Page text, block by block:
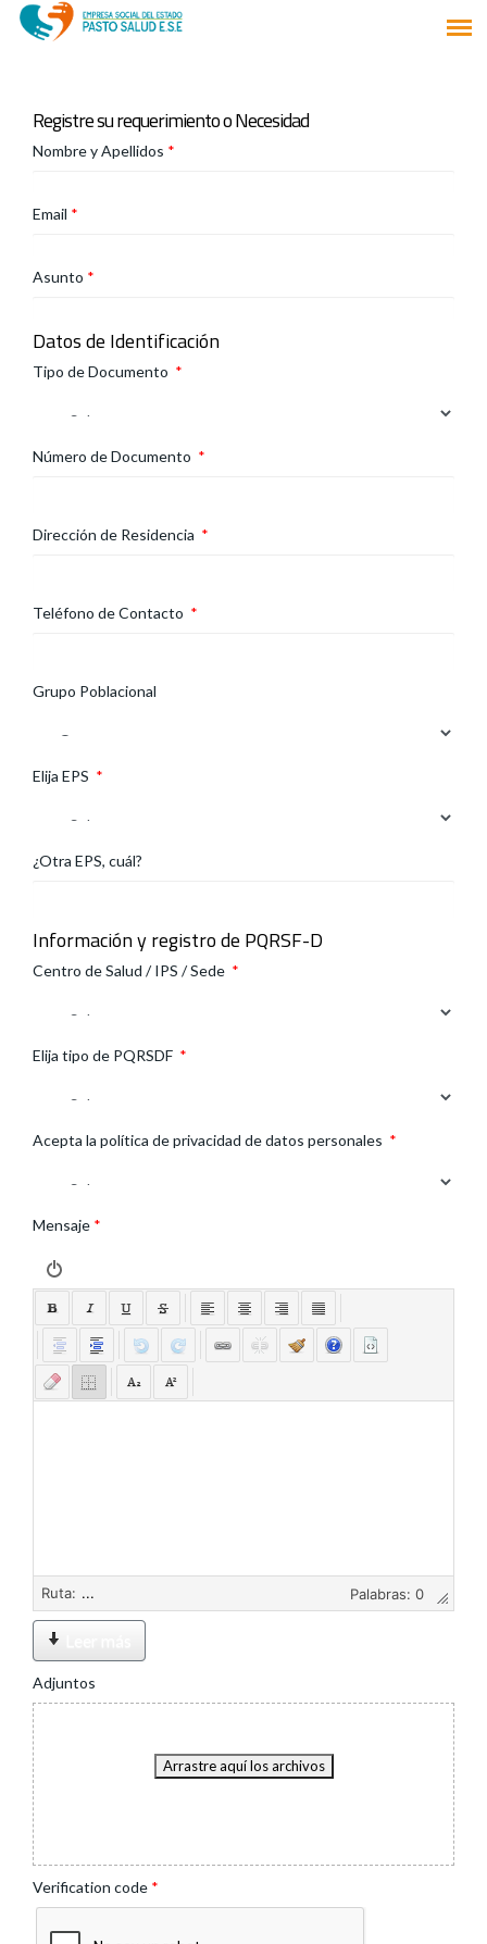
Registre su requerimiento o Necesidad
Nombre y Apellidos *
Email *
Asunto *
Datos de Identificación
Tipo de Documento *
Número de Documento *
Dirección de Residencia *
Teléfono de Contacto *
Grupo Poblacional
Elija EPS *
¿Otra EPS, cuál?
Información y registro de PQRSF-D
Centro de Salud / IPS / Sede *
Elija tipo de PQRSDF *
Acepta la política de privacidad de datos personales *
Mensaje *
Ruta: Palabras: 0
Adjuntos
Arrastre aquí los archivos
Verification code *